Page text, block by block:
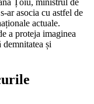
Țoiu, ministrul de
ar asocia cu astfel de
actuale.
a proteja imaginea
și